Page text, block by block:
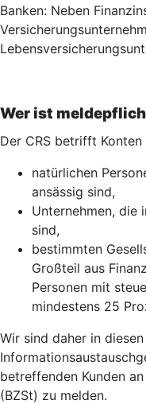
Banken: Neben
Wer ist
Der CRS betrifft
natürlichen
ansässig sind,
Unternehmen, die
sind,
bestimmten
Großteil aus
Personen mit
mindestens 25
Wir sind daher in
betreffenden Kunden
(BZSt) zu melden.